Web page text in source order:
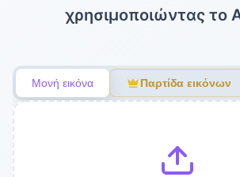
χρησιμοποιώντας το
Μονή εικόνα Παρτίδα εικόνων
Χρώμα φόντου
Έξοδος